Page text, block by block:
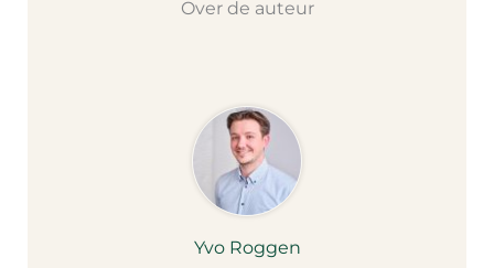
Over de auteur
Yvo Roggen